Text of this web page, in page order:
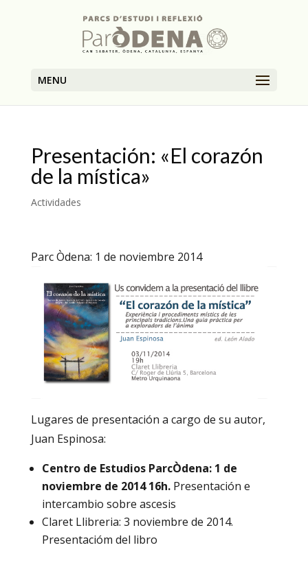
MENU
Presentación: «El corazón
de la mística»
Actividades
Parc Òdena: 1 de noviembre 2014
Lugares de presentación a cargo de su autor,
Juan Espinosa:
Centro de Estudios ParcÒdena: 1 de
noviembre de 2014 16h.Presentación e
intercambio sobre ascesis
Claret Llibreria: 3 noviembre de 2014.
Presentacióm del libro